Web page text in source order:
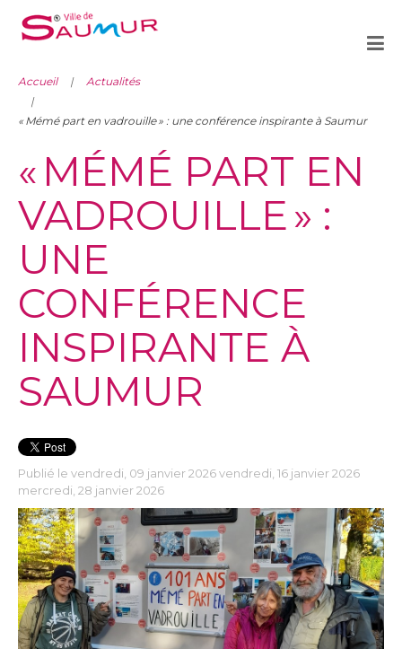
Accueil Actualités
« Mémé part en vadrouille » : une conférence inspirante à Saumur
« MÉMÉ PART EN
VADROUILLE » :
UNE
CONFÉRENCE
INSPIRANTE À
SAUMUR
Publié le vendredi, 09 janvier 2026 vendredi, 16 janvier 2026
mercredi, 28 janvier 2026